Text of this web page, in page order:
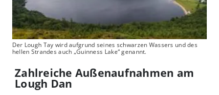
Der Lough Tay wird aufgrund seines schwarzen Wassers und des
hellen Strandes auch „Guinness Lake“ genannt.
Zahlreiche Außenaufnahmen am
Lough Dan